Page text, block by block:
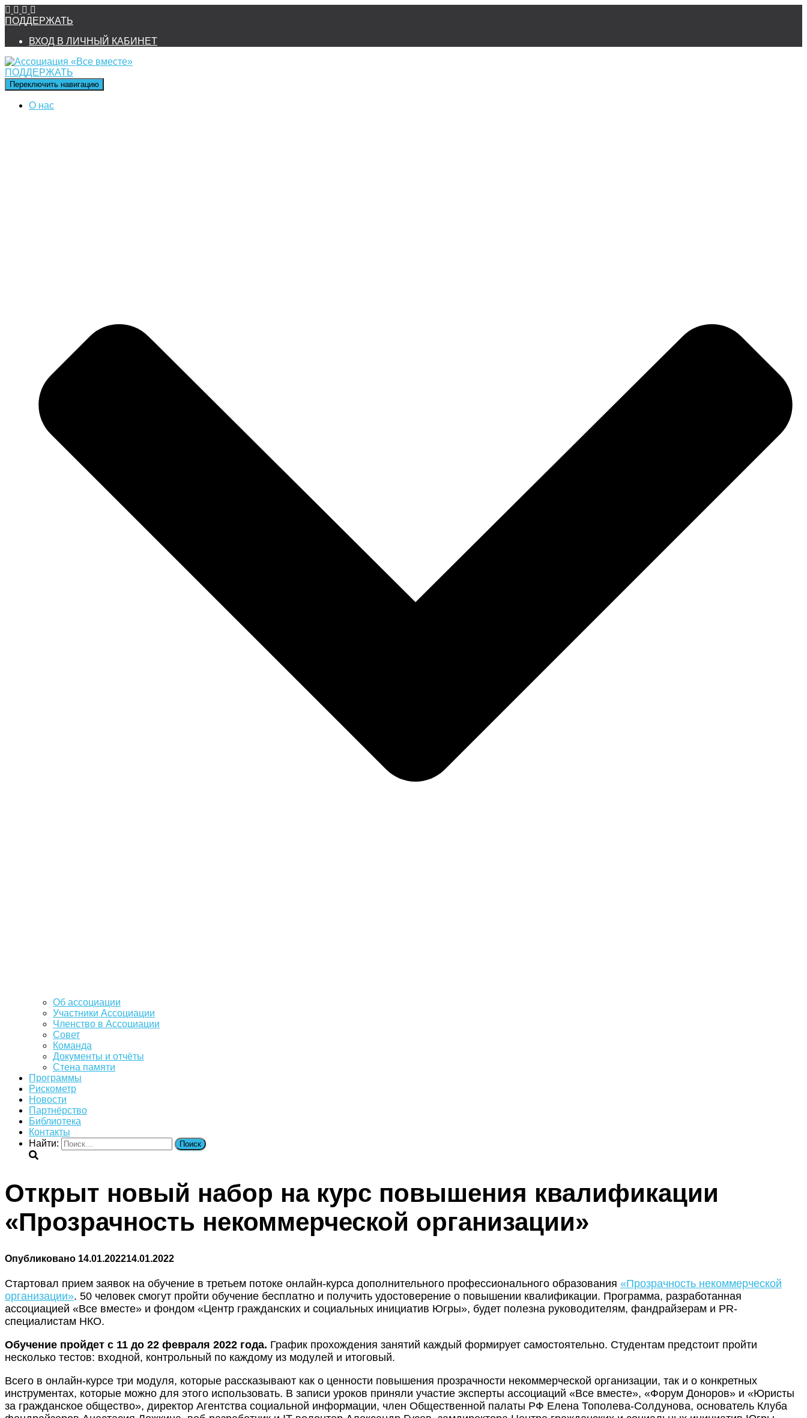
ПОДДЕРЖАТЬ
ВХОД В ЛИЧНЫЙ КАБИНЕТ
ПОДДЕРЖАТЬ
Переключить навигацию
О нас
Об ассоциации
Участники Ассоциации
Членство в Ассоциации
Совет
Команда
Документы и отчёты
Стена памяти
Программы
Рискометр
Новости
Партнёрство
Библиотека
Контакты
Найти:
Открыт новый набор на курс повышения квалификации
«Прозрачность некоммерческой организации»
Опубликовано 14.01.202214.01.2022
Стартовал прием заявок на обучение в третьем потоке онлайн-курса дополнительного профессионального образования «Прозрачность некоммерческой
организации». 50 человек смогут пройти обучение бесплатно и получить удостоверение о повышении квалификации. Программа, разработанная
ассоциацией «Все вместе» и фондом «Центр гражданских и социальных инициатив Югры», будет полезна руководителям, фандрайзерам и PR-
специалистам НКО.
Обучение пройдет с 11 до 22 февраля 2022 года. График прохождения занятий каждый формирует самостоятельно. Студентам предстоит пройти
несколько тестов: входной, контрольный по каждому из модулей и итоговый.
Всего в онлайн-курсе три модуля, которые рассказывают как о ценности повышения прозрачности некоммерческой организации, так и о конкретных
инструментах, которые можно для этого использовать. В записи уроков приняли участие эксперты ассоциаций «Все вместе», «Форум Доноров» и «Юристы
за гражданское общество», директор Агентства социальной информации, член Общественной палаты РФ Елена Тополева-Солдунова, основатель Клуба